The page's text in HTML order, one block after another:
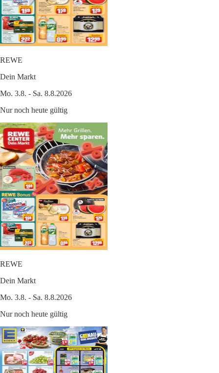
REWE
Dein Markt
Mo. 3.8. - Sa. 8.8.2026
Nur noch heute gültig
REWE
Dein Markt
Mo. 3.8. - Sa. 8.8.2026
Nur noch heute gültig